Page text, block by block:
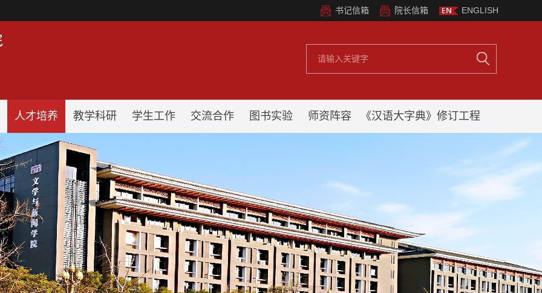
ENGLISH
院长信箱
书记信箱
人才培养 教学科研 学生工作 交流合作 图书实验 师资阵容 《汉语大字典》修订工程